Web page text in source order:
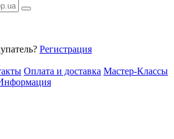
Регистрация
Оплата и доставка Мастер-Классы